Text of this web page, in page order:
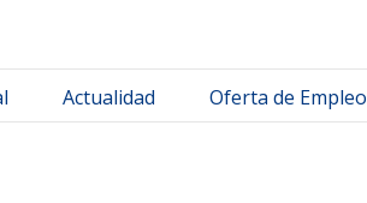
Actualidad Oferta de Empleo